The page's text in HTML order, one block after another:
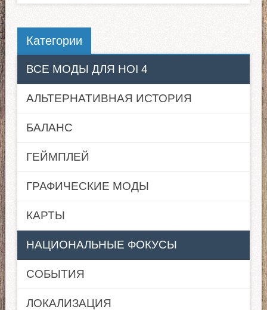
Категории
ВСЕ МОДЫ ДЛЯ HOI 4
АЛЬТЕРНАТИВНАЯ ИСТОРИЯ
БАЛАНС
ГЕЙМПЛЕЙ
ГРАФИЧЕСКИЕ МОДЫ
КАРТЫ
НАЦИОНАЛЬНЫЕ ФОКУСЫ
СОБЫТИЯ
ЛОКАЛИЗАЦИЯ